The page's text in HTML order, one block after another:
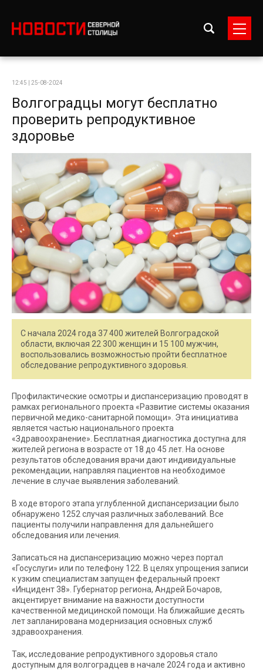
12:45 | 25-08-2024
Волгоградцы могут бесплатно
проверить репродуктивное
здоровье
С начала 2024 года 37 400 жителей Волгоградской
области, включая 22 300 женщин и 15 100 мужчин,
воспользовались возможностью пройти бесплатное
обследование репродуктивного здоровья.
Профилактические осмотры и диспансеризацию проводят в
рамках регионального проекта «Развитие системы оказания
первичной медико-санитарной помощи». Эта инициатива
является частью национального проекта
«Здравоохранение». Бесплатная диагностика доступна для
жителей региона в возрасте от 18 до 45 лет. На основе
результатов обследования врачи дают индивидуальные
рекомендации, направляя пациентов на необходимое
лечение в случае выявления заболеваний.
В ходе второго этапа углубленной диспансеризации было
обнаружено 1252 случая различных заболеваний. Все
пациенты получили направлення для дальнейшего
обследования или лечения.
Записаться на диспансеризацию можно через портал
«Госуслуги» или по телефону 122. В целях упрощения записи
к узким специалистам запущен федеральный проект
«Инцидент 38». Губернатор региона, Андрей Бочаров,
акцентирует внимание на важности доступности
качественной медицинской помощи. На ближайшие десять
лет запланирована модернизация основных служб
здравоохранения.
Так, исследование репродуктивного здоровья стало
доступным для волгоградцев в начале 2024 года и активно